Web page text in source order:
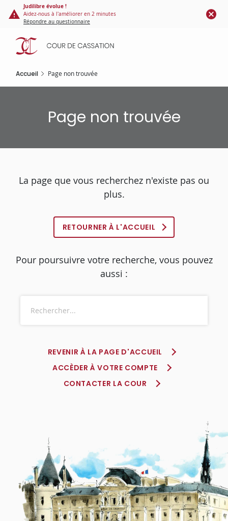
Panneau de gestion des cookies
contenu
principal
Judilibre évolue !
Aidez-nous à l'améliorer en 2 minutes
Répondre au questionnaire
Accueil Page non trouvée
Page non trouvée
La page que vous recherchez n'existe pas ou
plus.
RETOURNER À L'ACCUEIL
Pour poursuivre votre recherche, vous pouvez
aussi :
REVENIR À LA PAGE D'ACCUEIL
ACCÈDER À VOTRE COMPTE
CONTACTER LA COUR